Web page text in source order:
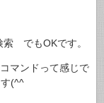
でもOKです。
マンドって感じで
(^^ゞ